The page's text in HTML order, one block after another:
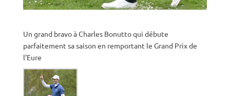
Un grand bravo àCharles Bonuttoqui débute
parfaitement sa saison en remportant le Grand Prix de
l’Eure